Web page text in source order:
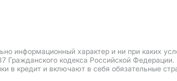
информационный характер и ни при каких
Гражданского кодекса Российской Федерации.
в кредит и включают в себя обязательные